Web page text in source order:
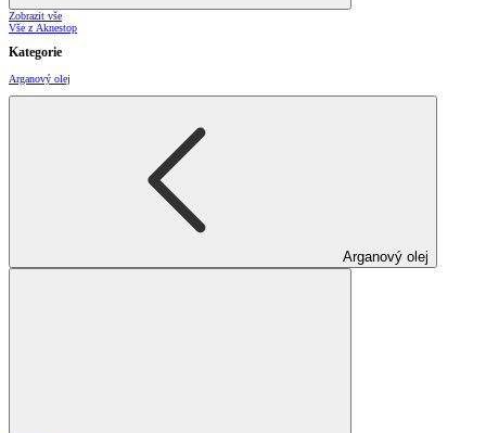
Zobrazit vše
Vše z Aknestop
Kategorie
Arganový olej
Arganový olej